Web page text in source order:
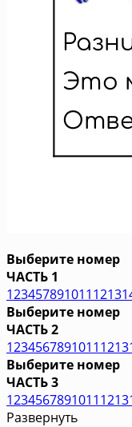
Выберите номер
ЧАСТЬ 1
1234578910111213
Выберите номер
ЧАСТЬ 2
12345678910111213
Выберите номер
ЧАСТЬ 3
12345678910111213
Развернуть